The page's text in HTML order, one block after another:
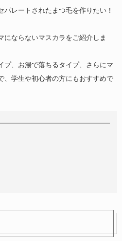
パレートされたまつ毛を作りたい！
にならないマスカラをご紹介しま
プ、お湯で落ちるタイプ、さらにマ
、学生や初心者の方にもおすすめで